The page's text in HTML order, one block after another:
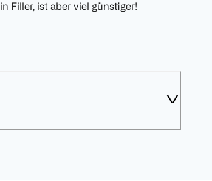
Filler, ist aber viel günstiger!